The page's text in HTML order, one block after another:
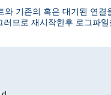
기존의 혹은 대기된 연
므로 재시작한후 로그파